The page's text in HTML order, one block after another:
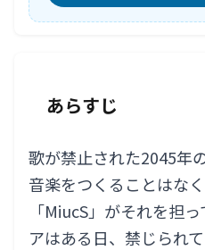
あらすじ
歌が禁止された2045年
音楽をつくることはな
「MiucS」がそれを担
アはある日、禁じられ